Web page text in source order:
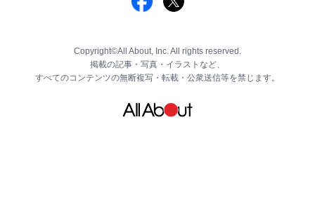
Copyright©All About, Inc. All rights reserved.
掲載の記事・写真・イラストなど、
すべてのコンテンツの無断複写・転載・公衆送信等を禁じます。